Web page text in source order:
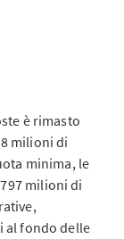
è rimasto
milioni di
minima, le
milioni di
al fondo delle